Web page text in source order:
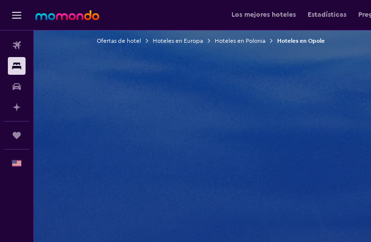
Los mejores hoteles Estadísticas
Ofertas de hotel Hoteles en Europa Hoteles en Polonia Hoteles en Opole